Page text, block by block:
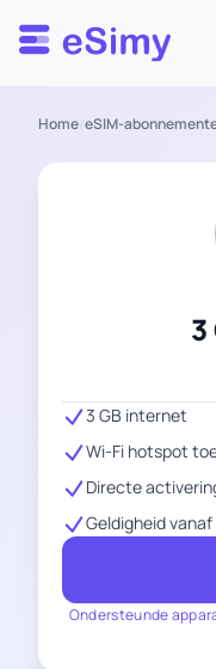
Esimy
Home/eSIM-
3
Ondersteunde
3 GB internet
Wi-Fi hotspot
Directe
Geldigheid